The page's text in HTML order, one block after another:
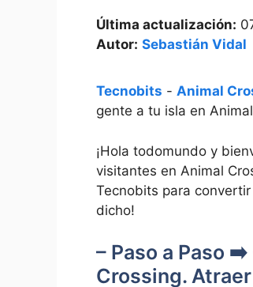
Última actualización:
Autor: Sebastián Vidal
Tecnobits - Animal
gente a tu isla en
¡Hola todomundo y
visitantes en Animal
Tecnobits para
dicho!
– Paso a Paso
Crossing.